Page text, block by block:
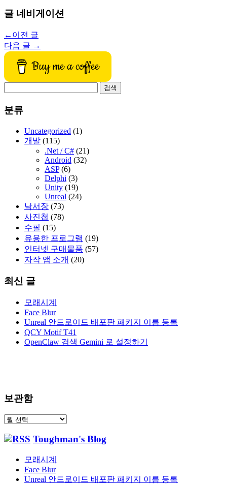
글 네비게이션
← 이전 글
다음 글 →
Buy me a coffee
분류
Uncategorized (1)
개발 (115)
.Net / C# (21)
Android (32)
ASP(6)
Delphi (3)
Unity (19)
Unreal (24)
낙서장 (73)
사진첩 (78)
수필 (15)
유용한 프로그램 (19)
인터넷 구매물품 (57)
자작 앱 소개 (20)
최신 글
모래시계
Face Blur
Unreal 안드로이드 배포판 패키지 이름 등록
QCY Motif T41
OpenClaw 검색 Gemini 로 설정하기
보관함
보
함
Toughman's Blog
모래시계
Face Blur
Unreal 안드로이드 배포판 패키지 이름 등록